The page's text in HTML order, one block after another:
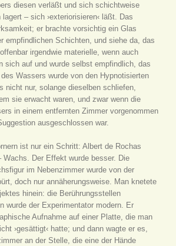
diesen verläßt und sich schichtweise
– sich ›exteriorisieren‹ läßt. Das
er brachte vorsichtig ein Glas
empfindlichen Schichten, und siehe da, das
irgendwie materielle, wenn auch
sich auf und wurde selbst empfindlich, das
Wassers wurde von den Hypnotisierten
nicht nur, solange dieselben schliefen,
sie erwacht waren, und zwar wenn die
in einem entfernten Zimmer vorgenommen
ausgeschlossen war.
ist nur ein Schritt: Albert de Rochas
Wachs. Der Effekt wurde besser. Die
im Nebenzimmer wurde von der
doch nur annäherungsweise. Man knetete
hinein: die Berührungsstellen
wurde der Experimentator modern. Er
Aufnahme auf einer Platte, die man
›gesättigt‹ hatte; und dann wagte er es,
an der Stelle, die eine der Hände